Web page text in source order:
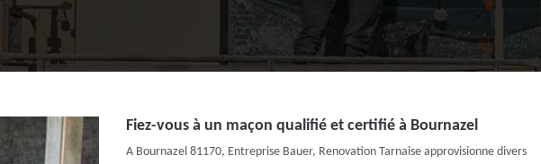
Fiez-vous à un maçon qualifié et certifié à Bournazel
A Bournazel 81170, Entreprise Bauer, Renovation Tarnaise approvisionne divers